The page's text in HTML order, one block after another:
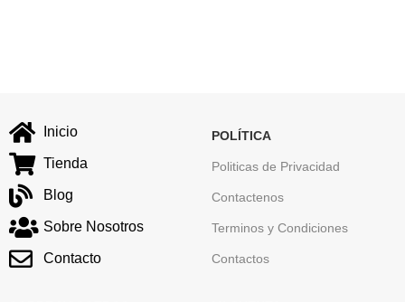
Inicio
Tienda
Blog
Sobre Nosotros
Contacto
POLÍTICA
Politicas de Privacidad
Contactenos
Terminos y Condiciones
Contactos